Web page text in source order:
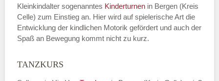
Kontakt E-Mail
Kleinkindalter sogenanntes Kinderturnen in Bergen (Kreis
Celle) zum Einstieg an. Hier wird auf spielerische Art die
Entwicklung der kindlichen Motorik gefördert und auch der
Spaß an Bewegung kommt nicht zu kurz.
TANZKURS